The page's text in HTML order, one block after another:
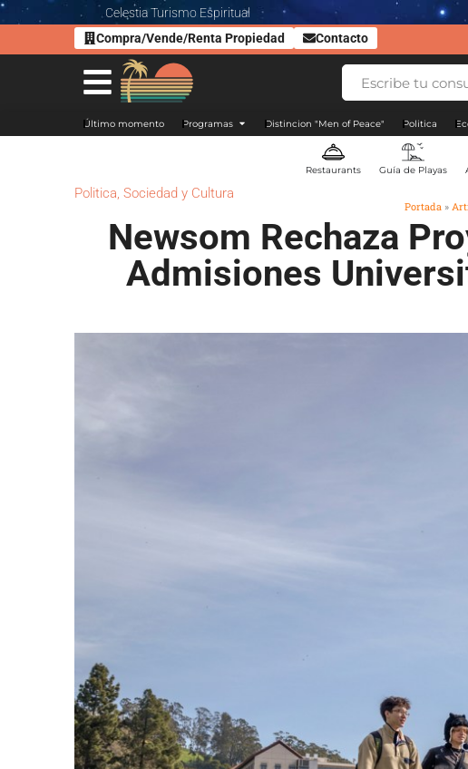
Celestia Turismo Espiritual
Compra/Vende/Renta Propiedad
Contacto
Último momento Programas Distincion "Men of Peace" Politica
Restaurants Guía de Playas
Politica, Sociedad y Cultura
Portada »
Newsom Rechaza
Admisiones